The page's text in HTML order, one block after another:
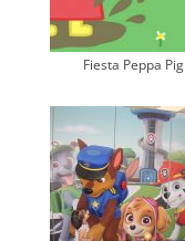
Fiesta Peppa Pig